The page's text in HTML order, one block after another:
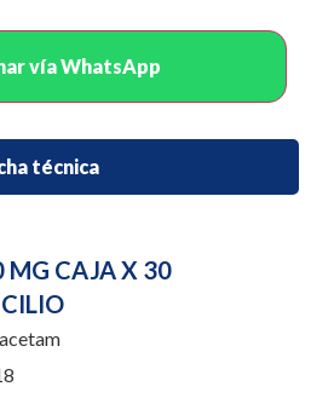
vía WhatsApp
técnica
MG CAJA X 30